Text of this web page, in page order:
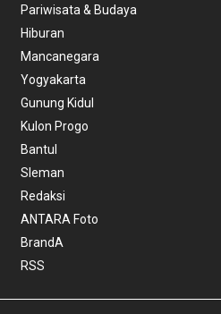
Pariwisata & Budaya
Hiburan
Mancanegara
Yogyakarta
Gunung Kidul
Kulon Progo
Bantul
Sleman
Redaksi
ANTARA Foto
BrandA
RSS